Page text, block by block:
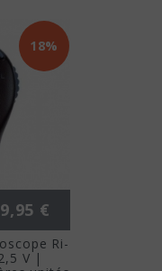
€
Ri-
V |
18%